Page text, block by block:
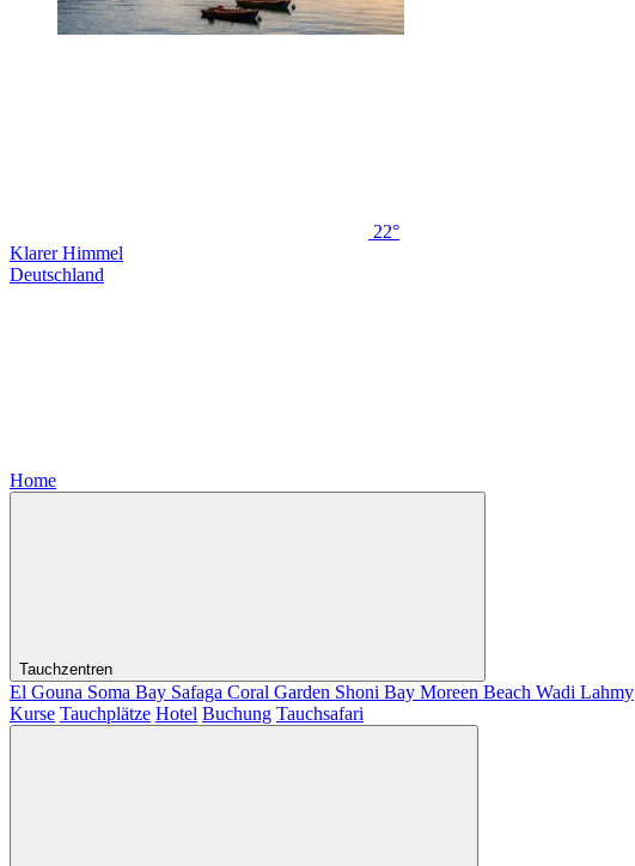
22°
Klarer Himmel
Deutschland
Home
Tauchzentren
El Gouna Soma Bay Safaga Coral Garden Shoni Bay Moreen Beach Wadi Lahmy
Kurse Tauchplätze Hotel Buchung Tauchsafari